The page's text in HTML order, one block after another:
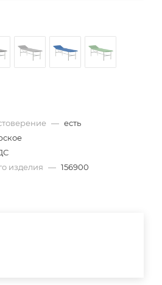
— есть
изделия — 156900